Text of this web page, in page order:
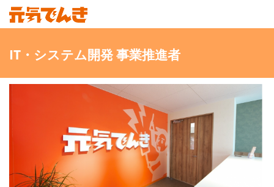
IT・システム開発 事業推進者